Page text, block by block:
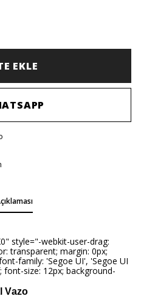
EKLE
style="-webkit-user-drag:
transparent; margin: 0px;
family: 'Segoe UI', 'Segoe UI
font-size: 12px; background-
Vazo